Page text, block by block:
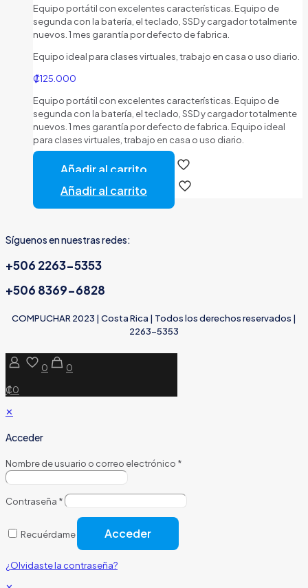
Equipo portátil con excelentes características. Equipo de
segunda con la batería, el teclado, SSD y cargador totalmente
nuevos. 1 mes garantía por defecto de fabrica.
Equipo ideal para clases virtuales, trabajo en casa o uso diario.
₡125.000
Equipo portátil con excelentes características. Equipo de
segunda con la batería, el teclado, SSD y cargador totalmente
nuevos. 1 mes garantía por defecto de fabrica. Equipo ideal
para clases virtuales, trabajo en casa o uso diario.
Añadir al carrito
Añadir al carrito
Síguenos en nuestras redes:
+506 2263-5353
+506 8369-6828
COMPUCHAR 2023 | Costa Rica | Todos los derechos reservados |
2263-5353
0
0
₡0
✕
Acceder
Nombre de usuario o correo electrónico *
Contraseña *
Recuérdame Acceder
¿Olvidaste la contraseña?